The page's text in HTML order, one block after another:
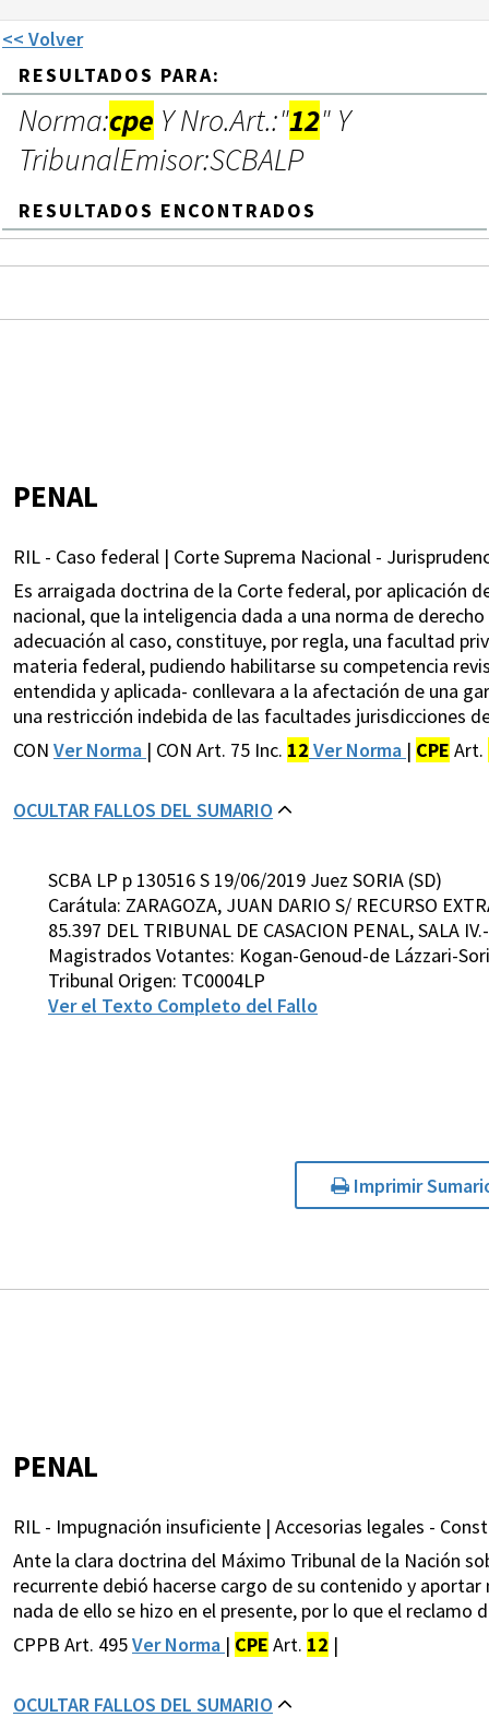
<< Volver
RESULTADOS PARA:
Norma:cpe Y Nro.Art.:"12" Y
TribunalEmisor:SCBALP
RESULTADOS ENCONTRADOS
PENAL
RIL - Caso federal | Corte Suprema Nacional -
Es arraigada doctrina de la Corte federal, por aplicación
nacional, que la inteligencia dada a una norma de
adecuación al caso, constituye, por regla, una facultad
materia federal, pudiendo habilitarse su competencia
entendida y aplicada- conllevara a la afectación de una
una restricción indebida de las facultades jurisdicciones
CON Ver Norma | CON Art. 75 Inc. 12 Ver Norma | CPE Art.
OCULTAR FALLOS DEL SUMARIO
SCBA LP p 130516 S 19/06/2019 Juez SORIA (SD)
Carátula: ZARAGOZA, JUAN DARIO S/ RECURSO
85.397 DEL TRIBUNAL DE CASACION PENAL, SALA IV.-
Magistrados Votantes: Kogan-Genoud-de Lázzari-
Tribunal Origen: TC0004LP
Ver el Texto Completo del Fallo
Imprimir
PENAL
RIL - Impugnación insuficiente | Accesorias legales -
Ante la clara doctrina del Máximo Tribunal de la Nación
recurrente debió hacerse cargo de su contenido y
nada de ello se hizo en el presente, por lo que el
CPPB Art. 495Ver Norma | CPE Art. 12 |
OCULTAR FALLOS DEL SUMARIO